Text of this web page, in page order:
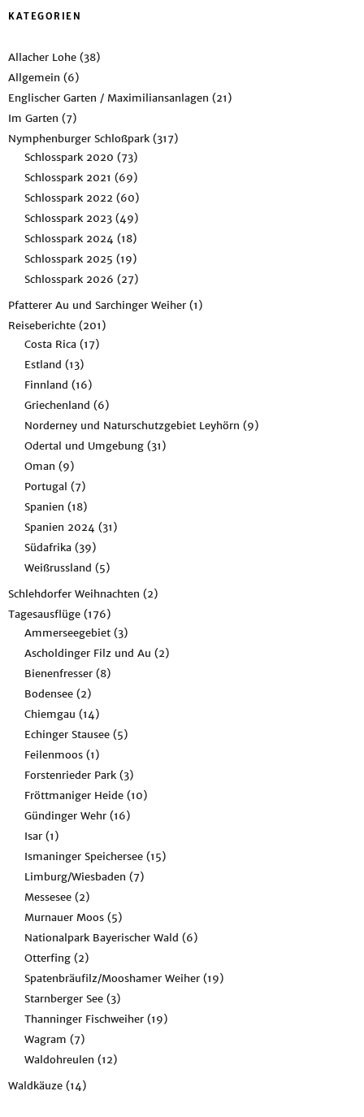
KATEGORIEN
Allacher Lohe (38)
Allgemein (6)
Englischer Garten / Maximiliansanlagen (21)
Im Garten (7)
Nymphenburger Schloßpark (317)
Schlosspark 2020 (73)
Schlosspark 2021 (69)
Schlosspark 2022 (60)
Schlosspark 2023 (49)
Schlosspark 2024 (18)
Schlosspark 2025 (19)
Schlosspark 2026 (27)
Pfatterer Au und Sarchinger Weiher (1)
Reiseberichte (201)
Costa Rica (17)
Estland (13)
Finnland (16)
Griechenland (6)
Norderney und Naturschutzgebiet Leyhörn (9)
Odertal und Umgebung (31)
Oman (9)
Portugal (7)
Spanien (18)
Spanien 2024 (31)
Südafrika (39)
Weißrussland (5)
Schlehdorfer Weihnachten (2)
Tagesausflüge (176)
Ammerseegebiet (3)
Ascholdinger Filz und Au (2)
Bienenfresser (8)
Bodensee (2)
Chiemgau (14)
Echinger Stausee (5)
Feilenmoos (1)
Forstenrieder Park (3)
Fröttmaniger Heide (10)
Gündinger Wehr (16)
Isar (1)
Ismaninger Speichersee (15)
Limburg/Wiesbaden (7)
Messesee (2)
Murnauer Moos (5)
Nationalpark Bayerischer Wald (6)
Otterfing (2)
Spatenbräufilz/Mooshamer Weiher (19)
Starnberger See (3)
Thanninger Fischweiher (19)
Wagram (7)
Waldohreulen (12)
Waldkäuze (14)